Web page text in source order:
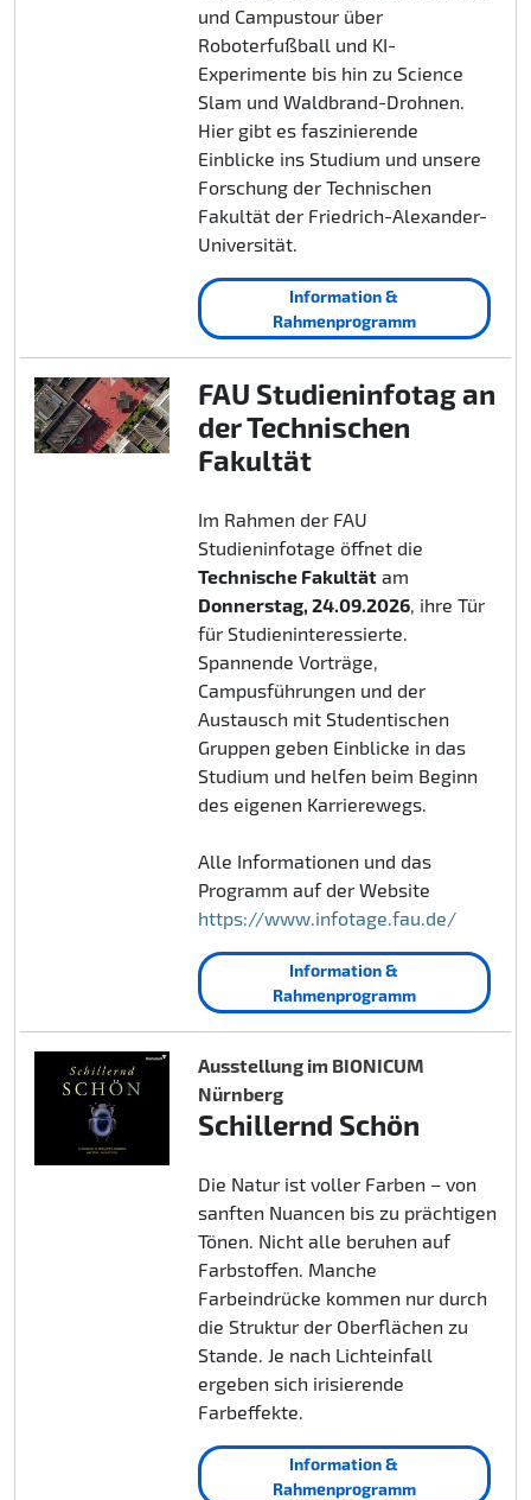
und Campustour über
Roboterfußball und KI-
Experimente bis hin zu Science
Slam und Waldbrand-Drohnen.
Hier gibt es faszinierende
Einblicke ins Studium und unsere
Forschung der Technischen
Fakultät der Friedrich-Alexander-
Universität.
Information &
Rahmenprogramm
FAU Studieninfotag an
der Technischen
Fakultät
Im Rahmen der FAU
Studieninfotage öffnet die
Technische Fakultätam
Donnerstag, 24.09.2026, ihre Tür
für Studieninteressierte.
Spannende Vorträge,
Campusführungen und der
Austausch mit Studentischen
Gruppen geben Einblicke in das
Studium und helfen beim Beginn
des eigenen Karrierewegs.
Alle Informationen und das
Programm auf der Website
https://www.infotage.fau.de/
Information &
Rahmenprogramm
Ausstellung im BIONICUM
Nürnberg
Schillernd Schön
Die Natur ist voller Farben – von
sanften Nuancen bis zu prächtigen
Tönen. Nicht alle beruhen auf
Farbstoffen. Manche
Farbeindrücke kommen nur durch
die Struktur der Oberflächen zu
Stande. Je nach Lichteinfall
ergeben sich irisierende
Farbeffekte.
Information &
Rahmenprogramm